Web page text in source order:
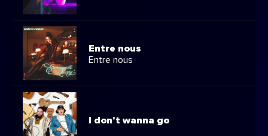
Entre nous
Entre nous
I don't wanna go